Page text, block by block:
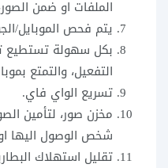
الملفات او ضمن
يتم فحص الموبايل/
التفعيل، والتمتع
تسريع الواي فاي.
مخزن صور، لتأمين
شخص الوصول اليها
تقليل استهلاك